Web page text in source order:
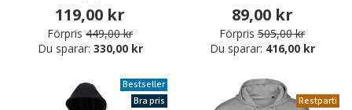
119,00 kr
Förpris 449,00 kr
Du sparar: 330,00 kr
89,00 kr
Förpris 505,00 kr
Du sparar: 416,00 kr
Bestseller
Bra pris
Restparti